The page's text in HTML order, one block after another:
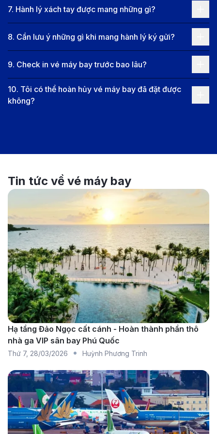
Vietnam Airlines cung cấp các
chuyến bay nối chuyến từ Phú Quốc đến Madrid
qua TP.HCM hoặc Hà Nội, với các điểm dừng tại
Paris, Frankfurt hoặc những thành phố châu Âu
khác. Đây là lựa chọn phổ biến cho hành khách
Việt Nam nhờ dịch vụ chất lượng và các điểm nối
với điểm dừng tại Doha. Hãng nổi bật với dịch vụ
cao cấp và tiện nghi hiện đại, mang đến trải nghiệm
bay tuyệt vời.
Hãng hàng không Iberia cung cấp các
chuyến bay nối chuyến từ Phú Quốc đến Madrid
qua các điểm dừng tại các thành phố lớn của châu
Âu, nổi bật với dịch vụ thân thiện và chất lượng.
Emirates:Emirates khai thác chuyến bay từ Phú
Quốc đến Madrid qua Dubai. Hãng nổi tiếng với
dịch vụ tiện nghi và cao cấp, là lựa chọn lý tưởng
cho hành trình dài.
Turkish Airlines:Turkish Airlines cung cấp các
chuyến bay nối chuyến từ Phú Quốc đến Madrid
với điểm dừng tại Istanbul. Đây là lựa chọn phổ
biến nhờ chi phí hợp lý và chất lượng dịch vụ xuất
sắc.
Air France:Air France cung cấp các chuyến bay
nối chuyến từ Phú Quốc đến Madrid qua Paris.
7. Hành lý xách tay được mang những gì?
8. Cần lưu ý những gì khi mang hành lý ký gửi?
9. Check in vé máy bay trước bao lâu?
10. Tôi có thể hoàn hủy vé máy bay đã đặt được
không?
Tin tức về vé máy bay
Hạ tầng Đảo Ngọc cất cánh - Hoàn thành phần thô
nhà ga VIP sân bay Phú Quốc
Thứ 7, 28/03/2026 Huỳnh Phương Trinh